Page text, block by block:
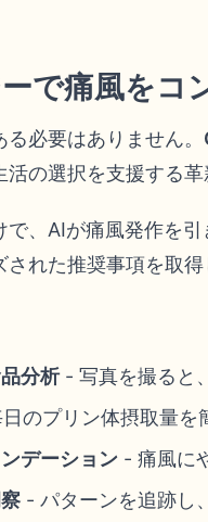
で痛風をコ
必要はありません。
の選択を支援する革
、AIが痛風発作を
された推奨事項を取
分析- 写真を撮ると
のプリン体摂取量を
デーション - 痛風に
- パターンを追跡し